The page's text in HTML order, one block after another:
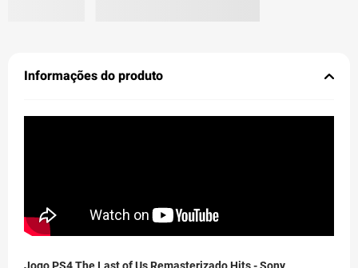
Informações do produto